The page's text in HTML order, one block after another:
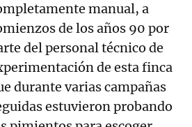
manual, a
de los años 90 por
del personal técnico de
de esta finca
durante varias campañas
estuvieron probando